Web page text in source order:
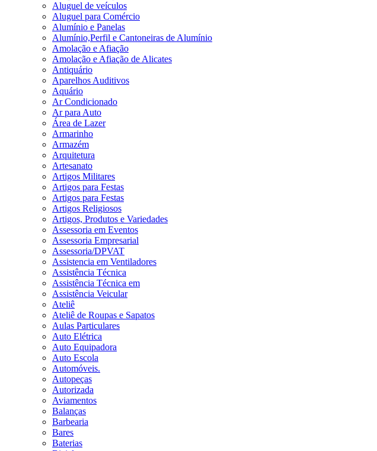
Aluguel de veículos
Aluguel para Comércio
Alumínio e Panelas
Alumínio,Perfil e Cantoneiras de Alumínio
Amolação e Afiação
Amolação e Afiação de Alicates
Antiquário
Aparelhos Auditivos
Aquário
Ar Condicionado
Ar para Auto
Área de Lazer
Armarinho
Armazém
Arquitetura
Artesanato
Artigos Militares
Artigos para Festas
Artigos para Festas
Artigos Religiosos
Artigos, Produtos e Variedades
Assessoria em Eventos
Assessoria Empresarial
Assessoria/DPVAT
Assistencia em Ventiladores
Assistência Técnica
Assistência Técnica em
Assistência Veicular
Ateliê
Ateliê de Roupas e Sapatos
Aulas Particulares
Auto Elétrica
Auto Equipadora
Auto Escola
Automóveis.
Autopeças
Autorizada
Aviamentos
Balanças
Barbearia
Bares
Baterias